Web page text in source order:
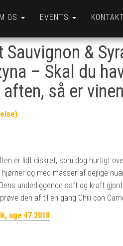
OS EVENTS
&
– Skal du
så er
kr.175,00.
er: kr.140,00.
er lidt diskret, som dog hurtigt
og med masser af dejlige
underliggende saft og kraft
den af til en gang Chili con
uge 47 2018